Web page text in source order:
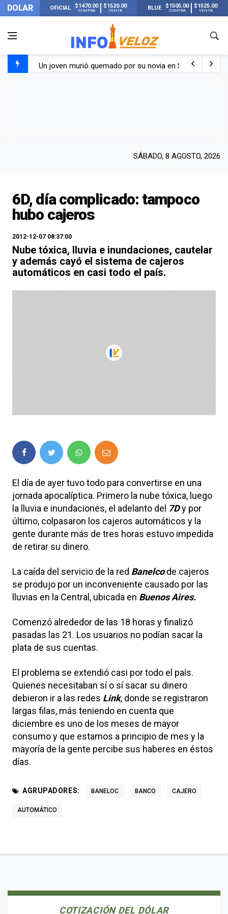
DOLAR OFICIAL $1470.00
COMPRA
$1520.00
VENTA BLUE $1505.00
COMPRA
$1525.00
VENTA
Un joven murió quemado por su novia en San Luis:
SÁBADO, 8 AGOSTO, 2026
6D, día complicado: tampoco
hubo cajeros
2012-12-07 08:37:00
Nube tóxica, lluvia e inundaciones, cautelar
y además cayó el sistema de cajeros
automáticos en casi todo el país.
El día de ayer tuvo todo para convertirse en una
jornada apocalíptica. Primero la nube tóxica, luego
la lluvia e inundaciones, el adelanto del 7Dy por
último, colpasaron los cajeros automáticos y la
gente durante más de tres horas estuvo impedida
de retirar su dinero.
La caída del servicio de la red Banelcode cajeros
se produjo por un inconveniente causado por las
lluvias en la Central, ubicada en Buenos Aires.
Comenzó alrededor de las 18 horas y finalizó
pasadas las 21. Los usuarios no podían sacar la
plata de sus cuentas.
El problema se extendió casi por todo el país.
Quienes necesitaban sí o sí sacar su dinero
debieron ir a las redes Link, donde se registraron
largas filas, más teniendo en cuenta que
diciembre es uno de los meses de mayor
consumo y que estamos a principio de mes y la
mayoría de la gente percibe sus haberes en éstos
días.
AGRUPADORES: BANELOC BANCO CAJERO
AUTOMÁTICO
COTIZACIÓN DEL DÓLAR